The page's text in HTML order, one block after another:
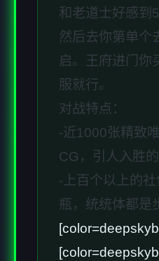
和老道士好感到
然后去你第单个
启。王府进门你
服就行。
对战特点：
-近1000张精致
CG，引人入胜
-上百个以上的
瓶，统统体都是